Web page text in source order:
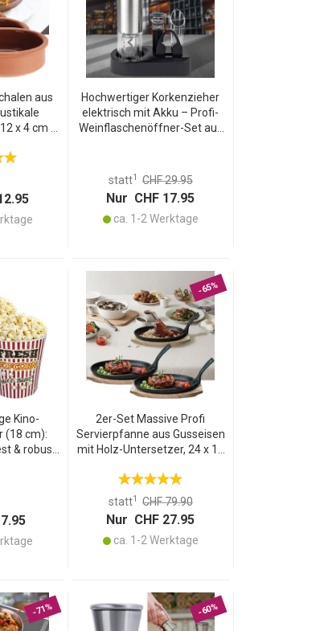
aus
x 4 cm –
Oliven &
Hochwertiger Korkenzieher
elektrisch mit Akku – Profi-
Weinflaschenöffner-Set aus
und Verschluss
statt1 CHF 29.95
Nur CHF 17.95
ca. 1-2 Werktage
Kino-
(18 cm):
& robust.
-65%
2er-Set Massive Profi
Servierpfanne aus Gusseisen
mit Holz-Untersetzer, 24 x 14
bis 230 °C hitzebeständig
statt1 CHF 79.90
Nur CHF 27.95
ca. 1-2 Werktage
-71% -60%